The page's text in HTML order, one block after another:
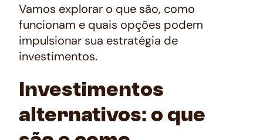
Vamos explorar o que são, como
funcionam e quais opções podem
impulsionar sua estratégia de
investimentos.
Investimentos
alternativos: o que